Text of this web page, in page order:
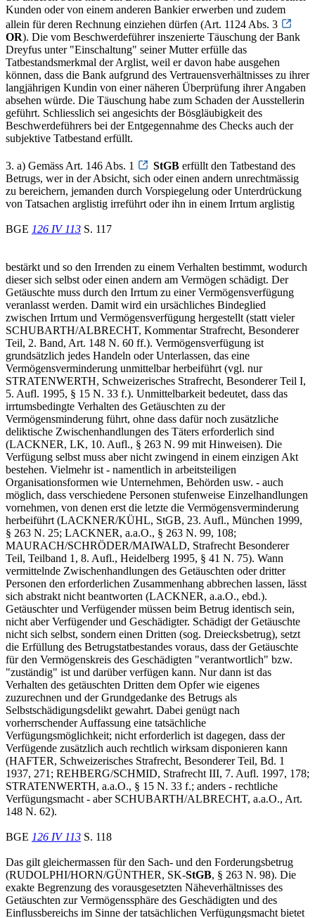
Kunden oder von einem anderen Bankier erwerben und zudem
allein für deren Rechnung einziehen dürfen (Art. 1124 Abs. 3
OR). Die vom Beschwerdeführer inszenierte Täuschung der Bank
Dreyfus unter "Einschaltung" seiner Mutter erfülle das
Tatbestandsmerkmal der Arglist, weil er davon habe ausgehen
können, dass die Bank aufgrund des Vertrauensverhältnisses zu ihrer
langjährigen Kundin von einer näheren Überprüfung ihrer Angaben
absehen würde. Die Täuschung habe zum Schaden der Ausstellerin
geführt. Schliesslich sei angesichts der Bösgläubigkeit des
Beschwerdeführers bei der Entgegennahme des Checks auch der
subjektive Tatbestand erfüllt.
3. a) Gemäss Art. 146 Abs. 1 StGB erfüllt den Tatbestand des
Betrugs, wer in der Absicht, sich oder einen andern unrechtmässig
zu bereichern, jemanden durch Vorspiegelung oder Unterdrückung
von Tatsachen arglistig irreführt oder ihn in einem Irrtum arglistig
BGE 126 IV 113 S. 117
bestärkt und so den Irrenden zu einem Verhalten bestimmt, wodurch
dieser sich selbst oder einen andern am Vermögen schädigt. Der
Getäuschte muss durch den Irrtum zu einer Vermögensverfügung
veranlasst werden. Damit wird ein ursächliches Bindeglied
zwischen Irrtum und Vermögensverfügung hergestellt (statt vieler
SCHUBARTH/ALBRECHT, Kommentar Strafrecht, Besonderer
Teil, 2. Band, Art. 148 N. 60 ff.). Vermögensverfügung ist
grundsätzlich jedes Handeln oder Unterlassen, das eine
Vermögensverminderung unmittelbar herbeiführt (vgl. nur
STRATENWERTH, Schweizerisches Strafrecht, Besonderer Teil I,
5. Aufl. 1995, § 15 N. 33 f.). Unmittelbarkeit bedeutet, dass das
irrtumsbedingte Verhalten des Getäuschten zu der
Vermögensminderung führt, ohne dass dafür noch zusätzliche
deliktische Zwischenhandlungen des Täters erforderlich sind
(LACKNER, LK, 10. Aufl., § 263 N. 99 mit Hinweisen). Die
Verfügung selbst muss aber nicht zwingend in einem einzigen Akt
bestehen. Vielmehr ist - namentlich in arbeitsteiligen
Organisationsformen wie Unternehmen, Behörden usw. - auch
möglich, dass verschiedene Personen stufenweise Einzelhandlungen
vornehmen, von denen erst die letzte die Vermögensverminderung
herbeiführt (LACKNER/KÜHL, StGB, 23. Aufl., München 1999,
§ 263 N. 25; LACKNER, a.a.O., § 263 N. 99, 108;
MAURACH/SCHRÖDER/MAIWALD, Strafrecht Besonderer
Teil, Teilband 1, 8. Aufl., Heidelberg 1995, § 41 N. 75). Wann
vermittelnde Zwischenhandlungen des Getäuschten oder dritter
Personen den erforderlichen Zusammenhang abbrechen lassen, lässt
sich abstrakt nicht beantworten (LACKNER, a.a.O., ebd.).
Getäuschter und Verfügender müssen beim Betrug identisch sein,
nicht aber Verfügender und Geschädigter. Schädigt der Getäuschte
nicht sich selbst, sondern einen Dritten (sog. Dreiecksbetrug), setzt
die Erfüllung des Betrugstatbestandes voraus, dass der Getäuschte
für den Vermögenskreis des Geschädigten "verantwortlich" bzw.
"zuständig" ist und darüber verfügen kann. Nur dann ist das
Verhalten des getäuschten Dritten dem Opfer wie eigenes
zuzurechnen und der Grundgedanke des Betrugs als
Selbstschädigungsdelikt gewahrt. Dabei genügt nach
vorherrschender Auffassung eine tatsächliche
Verfügungsmöglichkeit; nicht erforderlich ist dagegen, dass der
Verfügende zusätzlich auch rechtlich wirksam disponieren kann
(HAFTER, Schweizerisches Strafrecht, Besonderer Teil, Bd. 1
1937, 271; REHBERG/SCHMID, Strafrecht III, 7. Aufl. 1997, 178;
STRATENWERTH, a.a.O., § 15 N. 33 f.; anders - rechtliche
Verfügungsmacht - aber SCHUBARTH/ALBRECHT, a.a.O., Art.
148 N. 62).
BGE 126 IV 113 S. 118
Das gilt gleichermassen für den Sach- und den Forderungsbetrug
(RUDOLPHI/HORN/GÜNTHER, SK-StGB, § 263 N. 98). Die
exakte Begrenzung des vorausgesetzten Näheverhältnisses des
Getäuschten zur Vermögenssphäre des Geschädigten und des
Einflussbereichs im Sinne der tatsächlichen Verfügungsmacht bietet